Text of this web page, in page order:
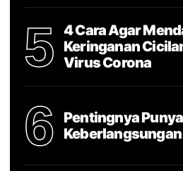
5
4 Cara Agar
Keringanan
Virus Corona
6
Pentingnya